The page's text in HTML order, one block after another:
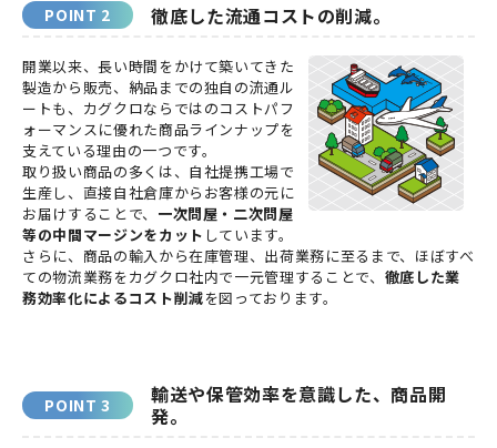
徹底した流通コストの削減。
開業以来、長い時間をかけて築いてきた
製造から販売、納品までの独自の流通ル
ートも、カグクロならではのコストパフ
ォーマンスに優れた商品ラインナップを
支えている理由の一つです。
取り扱い商品の多くは、自社提携工場で
生産し、直接自社倉庫からお客様の元に
お届けすることで、 一次問屋・二次問屋
等の中間マージンをカット しています。
さらに、商品の輸入から在庫管理、出荷業務に至るまで、ほぼすべ
ての物流業務をカグクロ社内で一元管理することで、 徹底した業
務効率化によるコスト削減を図っております。
輸送や保管効率を意識した、商品開
発。